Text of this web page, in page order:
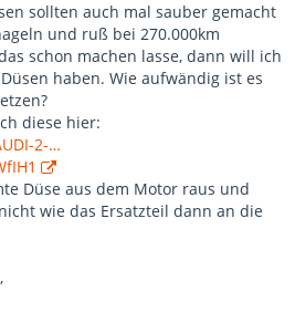
sollten auch mal sauber gemacht
und ruß bei 270.000km
schon machen lasse, dann will ich
haben. Wie aufwändig ist es
diese hier:
2-…
Düse aus dem Motor raus und
wie das Ersatzteil dann an die